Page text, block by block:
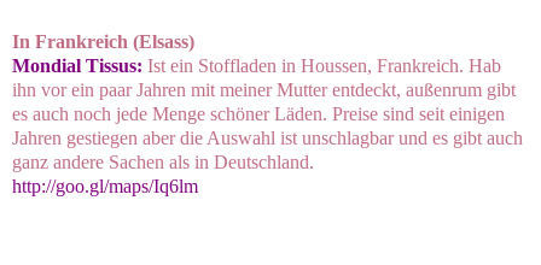
In Frankreich (Elsass)
Mondial Tissus: Ist ein Stoffladen in Houssen, Frankreich. Hab
ihn vor ein paar Jahren mit meiner Mutter entdeckt, außenrum gibt
es auch noch jede Menge schöner Läden. Preise sind seit einigen
Jahren gestiegen aber die Auswahl ist unschlagbar und es gibt auch
ganz andere Sachen als in Deutschland.
http://goo.gl/maps/Iq6lm